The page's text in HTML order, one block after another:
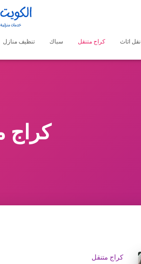
نقل اثاث كراج متنقل سباك تنظيف منازل
كراج
كراج متنقل